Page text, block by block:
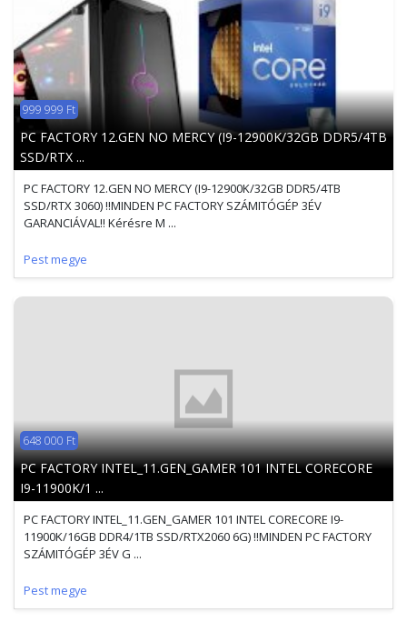
999 999 Ft
PC FACTORY 12.GEN NO MERCY (I9-12900K/32GB DDR5/4TB
SSD/RTX ...
PC FACTORY 12.GEN NO MERCY (I9-12900K/32GB DDR5/4TB
SSD/RTX 3060) !!MINDEN PC FACTORY SZÁMITÓGÉP 3ÉV
GARANCIÁVAL!! Kérésre M ...
Pest megye
648 000 Ft
PC FACTORY INTEL_11.GEN_GAMER 101 INTEL CORECORE
I9-11900K/1 ...
PC FACTORY INTEL_11.GEN_GAMER 101 INTEL CORECORE I9-
11900K/16GB DDR4/1TB SSD/RTX2060 6G) !!MINDEN PC FACTORY
SZÁMITÓGÉP 3ÉV G ...
Pest megye